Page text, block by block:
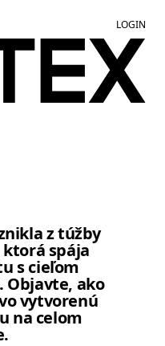
LOGIN
z túžby
spája
s cieľom
Objavte, ako
vytvorenú
na celom